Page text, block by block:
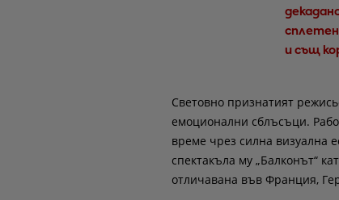
и същ
Световно признатият
емоционални сблъсъци.
време чрез силна визуална
спектакъла му „Балконът“
отличавана във Франция,